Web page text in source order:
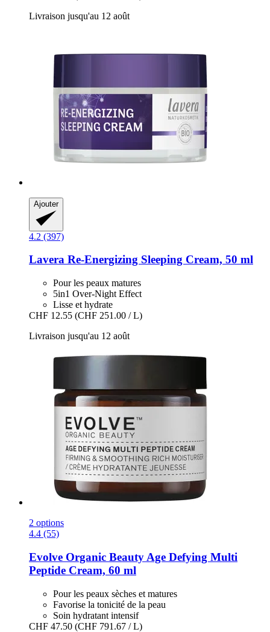
Livraison jusqu'au 12 août
Ajouter
4.2 (397)
Lavera Re-​Energizing Sleeping Cream, 50 ml
Pour les peaux matures
5in1 Over-Night Effect
Lisse et hydrate
CHF 12.55 (CHF 251.00 / L)
Livraison jusqu'au 12 août
2 options
4.4 (55)
Evolve Organic Beauty Age Defying Multi
Peptide Cream, 60 ml
Pour les peaux sèches et matures
Favorise la tonicité de la peau
Soin hydratant intensif
CHF 47.50 (CHF 791.67 / L)